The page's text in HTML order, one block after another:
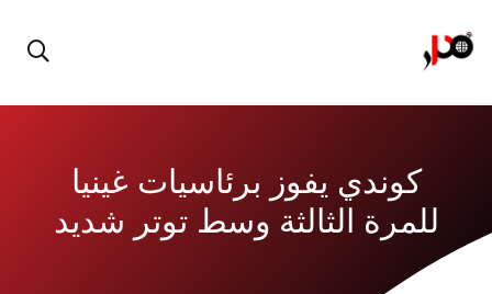
كوندي يفوز برئاسيات غينيا
للمرة الثالثة وسط توتر شديد